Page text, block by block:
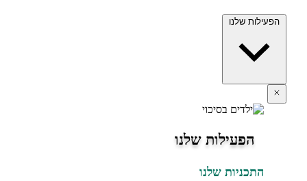
הפעילות שלנו
הפעילות שלנו
התכניות שלנו